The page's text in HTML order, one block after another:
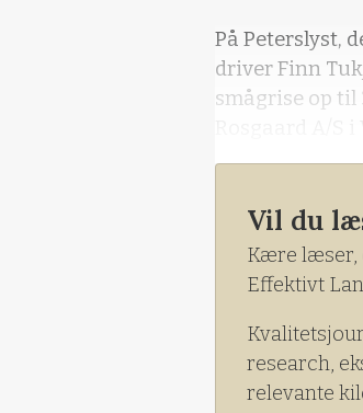
På Peterslyst,
driver Finn
smågrise op til
Vil du
Kære læser,
Effektivt
research,
relevante